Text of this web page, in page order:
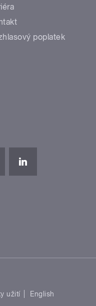
poplatek
užití
English